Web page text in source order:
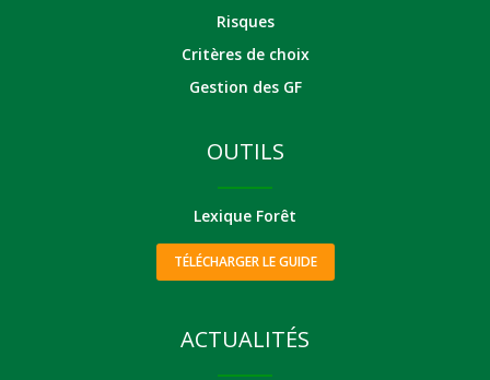
Risques
Critères de choix
Gestion des GF
OUTILS
Lexique Forêt
TÉLÉCHARGER LE GUIDE
ACTUALITÉS